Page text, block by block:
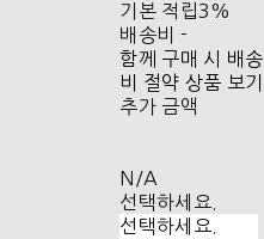
기본 적립3%
배송비 -
함께 구매 시 배송
비 절약 상품 보기
추가 금액
N/A
선택하세요.
선택하세요.